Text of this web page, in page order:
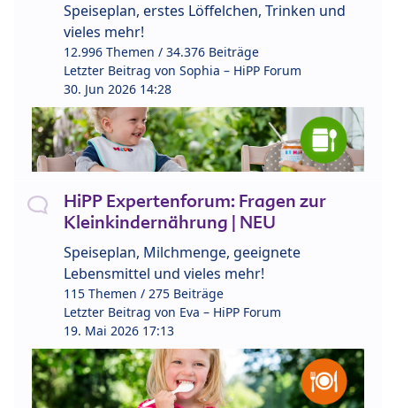
Speiseplan, erstes Löffelchen, Trinken und
vieles mehr!
12.996 Themen / 34.376 Beiträge
Letzter Beitrag von Sophia – HiPP Forum
30. Jun 2026 14:28
HiPP Expertenforum: Fragen zur
Kleinkindernährung | NEU
Speiseplan, Milchmenge, geeignete
Lebensmittel und vieles mehr!
115 Themen / 275 Beiträge
Letzter Beitrag von Eva – HiPP Forum
19. Mai 2026 17:13